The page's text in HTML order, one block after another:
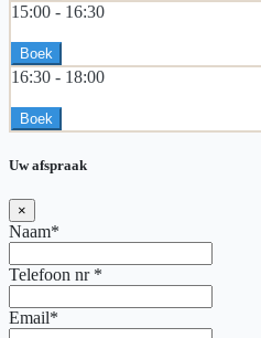
15:00 - 16:30
Boek
16:30 - 18:00
Boek
Uw afspraak
×
Naam*
Telefoon nr *
Email*